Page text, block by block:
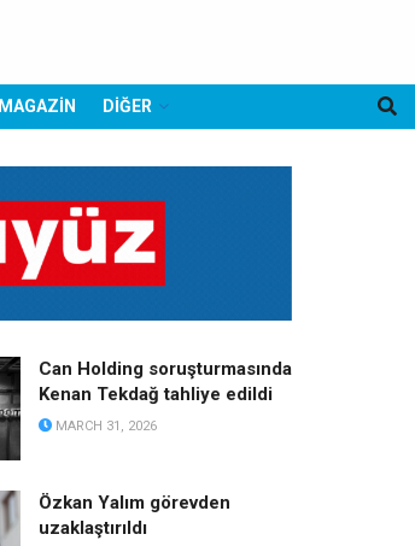
MAGAZİN DİĞER
Can Holding soruşturmasında
Kenan Tekdağ tahliye edildi
MARCH 31, 2026
Özkan Yalım görevden
uzaklaştırıldı